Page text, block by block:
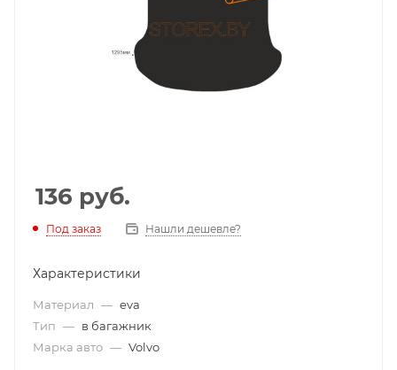
136 руб.
Под заказ Нашли дешевле?
Характеристики
Материал — eva
Тип — в багажник
Марка авто — Volvo